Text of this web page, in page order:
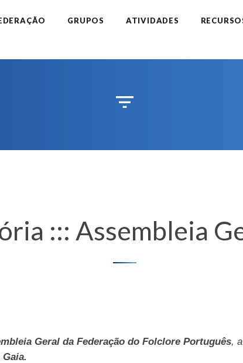
GRUPOS ATIVIDADES
::: Assembleia
Geral da Federação do Folclore Português,